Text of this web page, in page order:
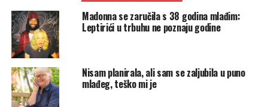
Madonna se zaručila s 38 godina mlađim:
Leptirići u trbuhu ne poznaju godine
Nisam planirala, ali sam se zaljubila u puno
mlađeg, teško mi je